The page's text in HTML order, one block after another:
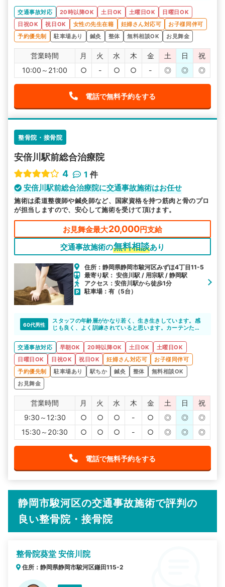
交通事故対応
20時以降OK 土日OK 土曜日OK
日曜日OK
日祝OK
祝日OK 女性の先生在籍 妊婦さん対応可
お子様同伴可
予約優先制
駐車場あり 鍼灸 整体 無料相談OK お見舞金
営業時間 月 火 水 木 金 土 日
祝
10:00～21:00
○ - ○ ○ - ◎ ◎ ◎
電話で無料予約をする
整骨院・接骨院
安倍川駅前総合治療院
4
1 件
安倍川駅前総合治療院に交通事故施術はお任せ
施術は柔道整復師や鍼灸師など、国家資格を持つ筋肉と骨のプロ
が担当しますので、安心して施術を受けて頂けます。
お見舞金最大20,000円支給
交通事故施術の無料相談あり
住所：静岡県静岡市駿河区みずほ4丁目11-5
最寄り駅： 安倍川駅 / 用宗駅 / 静岡駅
アクセス：安倍川駅から徒歩1分
駐車場：有（5台）
60代男性
スタッフの年齢層がかなり若く、生き生きしています。感
じも良く、よく訓練されていると思います。カーテンたけ
ます
交通事故対応 早朝OK 20時以降OK 土日OK
土曜日OK
日曜日OK
日祝OK 祝日OK 妊婦さん対応可
お子様同伴可
予約優先制
駐車場あり 駅ちか 鍼灸 整体
無料相談OK
お見舞金
営業時間 月 火 水 木 金 土 日
祝
9:30～12:30
○ ○ ○ - ○ ◎ ◎
◎
15:30～20:30
○ ○ ○ - ○ ◎ ◎ ◎
電話で無料予約をする
静岡市駿河区の交通事故施術で評判の
良い整骨院・接骨院
整骨院葵堂 安倍川院
住所：静岡県静岡市駿河区鎌田115-2